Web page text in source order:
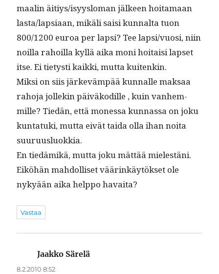
maalin äitiys/isyysloman jäl­keen hoita­maan
lasta/lapsiaan, mikäli saisi kunnal­ta tuon
800/1200 euroa per lap­si? Tee lapsi/vuosi, niin
noil­la rahoil­la kyl­lä aika moni hoitaisi lapset
itse. Ei tietysti kaik­ki, mut­ta kuitenkin.
Mik­si on siis järkeväm­pää kun­nalle mak­saa
raho­ja jollekin päiväkodille , kuin van­hem­
mille? Tiedän, että mon­es­sa kun­nas­sa on joku
kun­tatu­ki, mut­ta eivät tai­da olla ihan noi­ta
suuruusluokkia.
En tiedämikä, mut­ta joku mät­tää mielestäni.
Eiköhän mah­dol­liset väärinkäytök­set ole
nykyään aika help­po havaita?
Vastaa
Jaakko Särelä
8.2.2010 8:52